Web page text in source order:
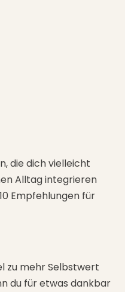
die dich vielleicht
Alltag integrieren
Empfehlungen für
zu mehr Selbstwert
du für etwas dankbar